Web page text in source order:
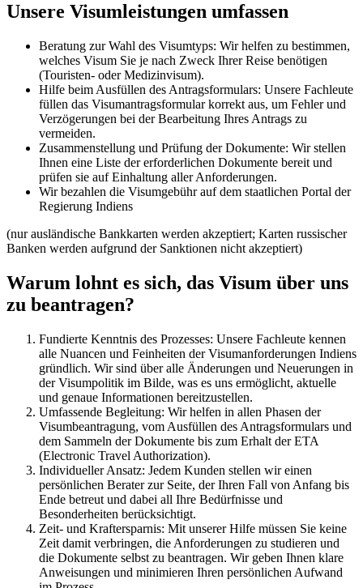
Unsere Visumleistungen umfassen
Beratung zur Wahl des Visumtyps: Wir helfen zu bestimmen,
welches Visum Sie je nach Zweck Ihrer Reise benötigen
(Touristen- oder Medizinvisum).
Hilfe beim Ausfüllen des Antragsformulars: Unsere Fachleute
füllen das Visumantragsformular korrekt aus, um Fehler und
Verzögerungen bei der Bearbeitung Ihres Antrags zu
vermeiden.
Zusammenstellung und Prüfung der Dokumente: Wir stellen
Ihnen eine Liste der erforderlichen Dokumente bereit und
prüfen sie auf Einhaltung aller Anforderungen.
Wir bezahlen die Visumgebühr auf dem staatlichen Portal der
Regierung Indiens
(nur ausländische Bankkarten werden akzeptiert; Karten russischer
Banken werden aufgrund der Sanktionen nicht akzeptiert)
Warum lohnt es sich, das Visum über uns
zu beantragen?
Fundierte Kenntnis des Prozesses: Unsere Fachleute kennen
alle Nuancen und Feinheiten der Visumanforderungen Indiens
gründlich. Wir sind über alle Änderungen und Neuerungen in
der Visumpolitik im Bilde, was es uns ermöglicht, aktuelle
und genaue Informationen bereitzustellen.
Umfassende Begleitung: Wir helfen in allen Phasen der
Visumbeantragung, vom Ausfüllen des Antragsformulars und
dem Sammeln der Dokumente bis zum Erhalt der ETA
(Electronic Travel Authorization).
Individueller Ansatz: Jedem Kunden stellen wir einen
persönlichen Berater zur Seite, der Ihren Fall von Anfang bis
Ende betreut und dabei all Ihre Bedürfnisse und
Besonderheiten berücksichtigt.
Zeit- und Kraftersparnis: Mit unserer Hilfe müssen Sie keine
Zeit damit verbringen, die Anforderungen zu studieren und
die Dokumente selbst zu beantragen. Wir geben Ihnen klare
Anweisungen und minimieren Ihren persönlichen Aufwand